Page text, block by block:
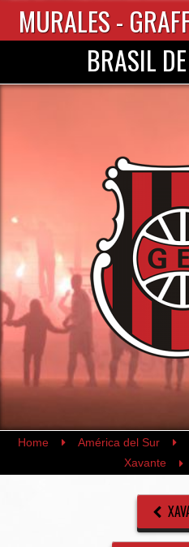
MURALES -
BRASIL
Home América del Sur
Xavante